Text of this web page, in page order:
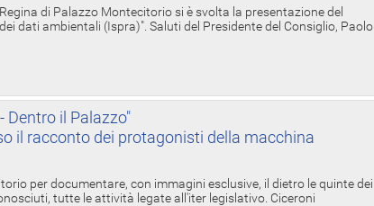
di Palazzo Montecitorio si è svolta la presentazione del
dati ambientali (Ispra)". Saluti del Presidente del Consiglio, Paolo
Dentro il Palazzo"
il racconto dei protagonisti della macchina
per documentare, con immagini esclusive, il dietro le quinte dei
tutte le attività legate all'iter legislativo. Ciceroni